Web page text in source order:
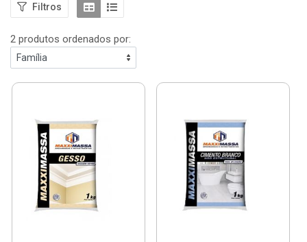
Filtros
2 produtos ordenados por: